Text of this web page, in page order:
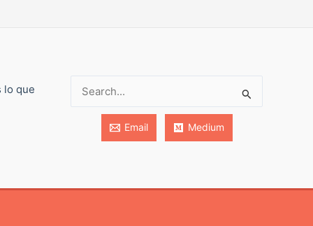
lo que Buscar:
Email Medium